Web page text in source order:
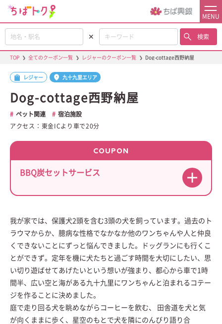
MENU
✕ 検索
TOP ❯ 全てのクーポン一覧 ❯ レジャーのクーポン一覧 ❯ Dog-cottage西野納屋
レジャー 九十九里エリア
Dog-cottage西野納屋
ペット関連
宿泊施設
アクセス：東金ICより車で20分
COUPON
BBQ炭セットサービス
我が家では、保護犬2頭を含む3頭の犬を飼っています。過去のト
ラウマからか、臆病な性格でなかなか他のワンちゃんや人と仲良
くできないことにずっと悩んできました。ドッグランにも行くこ
とができず。定年を機に犬たちと過ごす時間を大切にしたい、思
い切り遊ばせてあげたいという想いが強まり、都心から車で1時
間半、広い空と海がある九十九里にワンちゃんと泊まれるコテー
ジを作ることに決めました。
庭で走り回る犬を眺めながらコーヒーを飲む、 田舎道を犬と気
が向くままに歩く、星空のもとで犬を隣にのんびり語り合